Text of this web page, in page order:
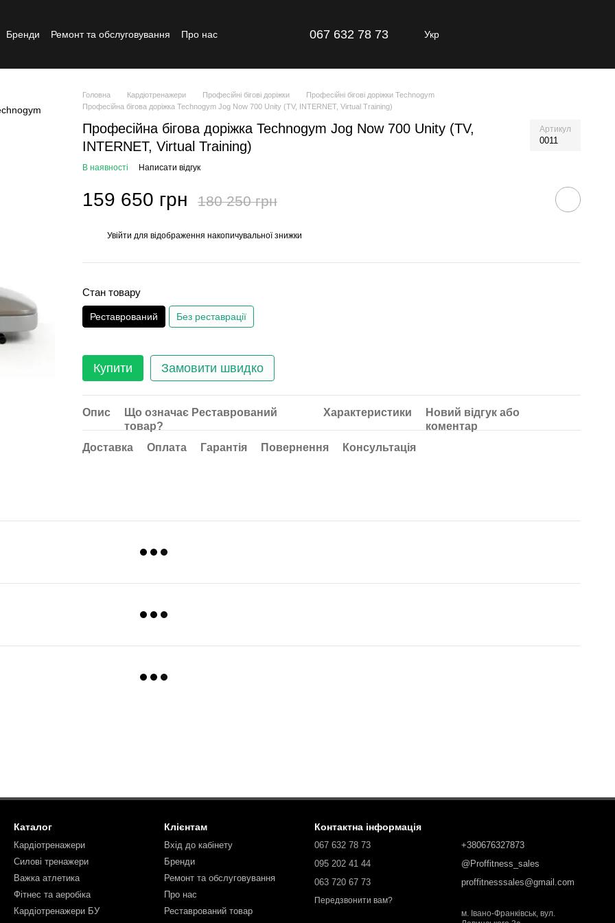
Бренди Ремонт та обслуговування
Про нас
067 632 78 73 Укр
Головна Кардіотренажери Професійні бігові доріжки
Професійні бігові доріжки Technogym
Професійна бігова доріжка Technogym Jog Now 700 Unity (TV, INTERNET, Virtual Training)
Професійна бігова доріжка Technogym Jog Now 700 Unity (TV,
INTERNET, Virtual Training)
Артикул
0011
В наявності Написати відгук
159 650 грн 180 250 грн
Увійти для відображення накопичувальної знижки
Стан товару
Реставрований Без реставрації
Купити Замовити швидко
Опис
Що означає Реставрований
товар?
Характеристики
Новий відгук або
коментар
Доставка
Оплата Гарантія Повернення Консультація
Каталог
Кардіотренажери
Силові тренажери
Важка атлетика
Фітнес та аеробіка
Кардіотренажери БУ
Клієнтам
Вхід до кабінету
Бренди
Ремонт та обслуговування
Про нас
Реставрований товар
Контактна інформація
067 632 78 73
095 202 41 44
063 720 67 73
Передзвонити вам?
+380676327873
@Proffitness_sales
proffitnesssales@gmail.com
м. Івано-Франківськ, вул.